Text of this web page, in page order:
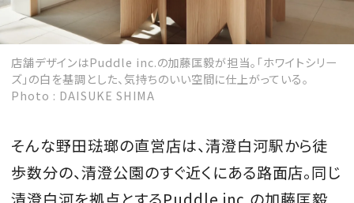
店舗デザインはPuddle inc.の加藤匡毅が担当。「ホワイトシリー
ズ」の白を基調とした、気持ちのいい空間に仕上がっている。
Photo : DAISUKE SHIMA
そんな野田琺瑯の直営店は、清澄白河駅から徒
歩数分の、清澄公園のすぐ近くにある路面店。同じ